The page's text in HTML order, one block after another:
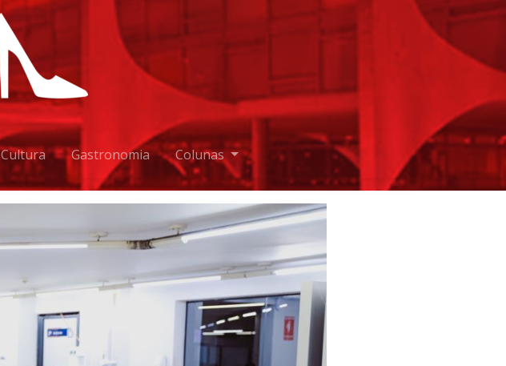
Cultura Gastronomia Colunas